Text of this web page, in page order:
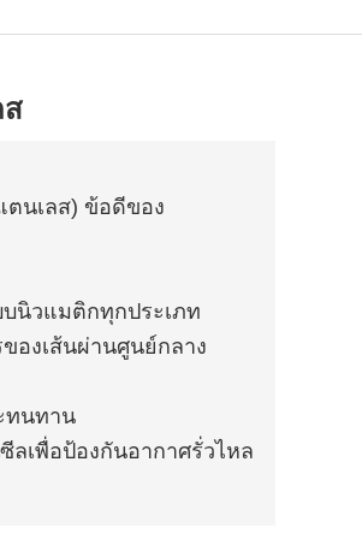
ส
นเลส) ข้อดีของ
นิวแมติกทุกประเภท
องเส้นผ่านศูนย์กลาง
ทนทาน
ลเพื่อป้องกันอากาศรั่วไหล